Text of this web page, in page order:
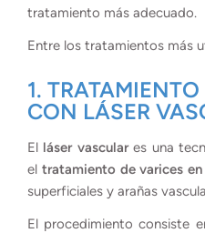
tratamiento más adecuado.
Entre los tratamientos más
1.
CON LÁSER
El láser vasculares una
el tratamiento de varices en
superficiales y arañas
El procedimiento consiste